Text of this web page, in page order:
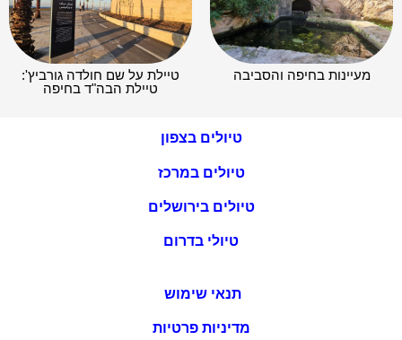
מעיינות בחיפה והסביבה
טיילת על שם חולדה גורביץ':
טיילת הבה"ד בחיפה
טיולים בצפון
טיולים במרכז
טיולים בירושלים
טיולי בדרום
תנאי שימוש
מדיניות פרטיות